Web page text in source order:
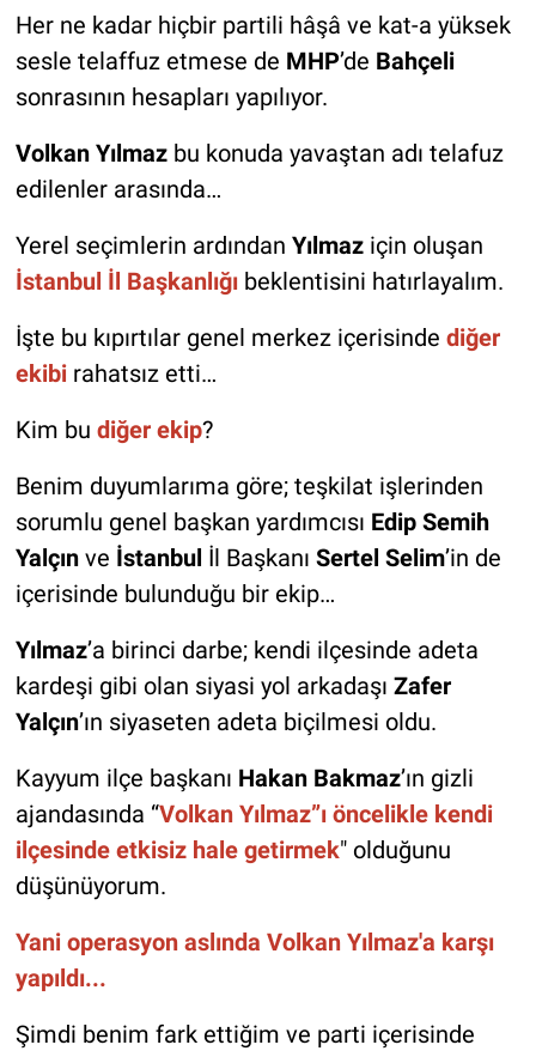
Her ne kadar hiçbir partili hâşâ ve kat-a yüksek
sesle telaffuz etmese de MHP’de Bahçeli
sonrasının hesapları yapılıyor.
Volkan Yılmazbu konuda yavaştan adı telafuz
edilenler arasında…
Yerel seçimlerin ardından Yılmaziçin oluşan
İstanbul İl Başkanlığıbeklentisini hatırlayalım.
İşte bu kıpırtılar genel merkez içerisinde diğer
ekibi rahatsız etti…
Kim bu diğer ekip?
Benim duyumlarıma göre; teşkilat işlerinden
sorumlu genel başkan yardımcısı Edip Semih
Yalçınve İstanbul İl Başkanı Sertel Selim’in de
içerisinde bulunduğu bir ekip…
Yılmaz’a birinci darbe; kendi ilçesinde adeta
kardeşi gibi olan siyasi yol arkadaşı Zafer
Yalçın’ın siyaseten adeta biçilmesi oldu.
Kayyum ilçe başkanı Hakan Bakmaz’ın gizli
ajandasında “Volkan Yılmaz”ı öncelikle kendi
ilçesinde etkisiz hale getirmek" olduğunu
düşünüyorum.
Yani operasyon aslında Volkan Yılmaz'a karşı
yapıldı...
Şimdi benim fark ettiğim ve parti içerisinde